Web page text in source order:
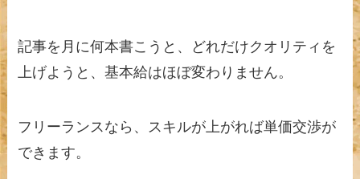
記事を月に何本書こうと、どれだけクオリティを
上げようと、基本給はほぼ変わりません。
フリーランスなら、スキルが上がれば単価交渉が
できます。